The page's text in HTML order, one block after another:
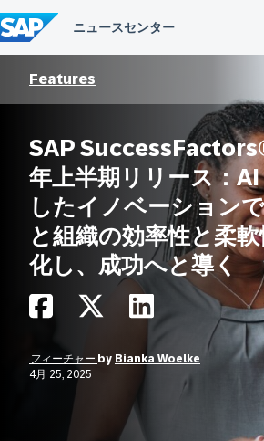
ン
テ
ン
Features
SAP
年上半期リリース：AI
したイノベーション
と組織の効率性と柔
化し、成功へと導く
フィーチャー by Bianka Woelke
4月 25, 2025